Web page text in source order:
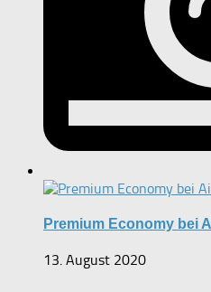
Premium Economy bei
13. August 2020